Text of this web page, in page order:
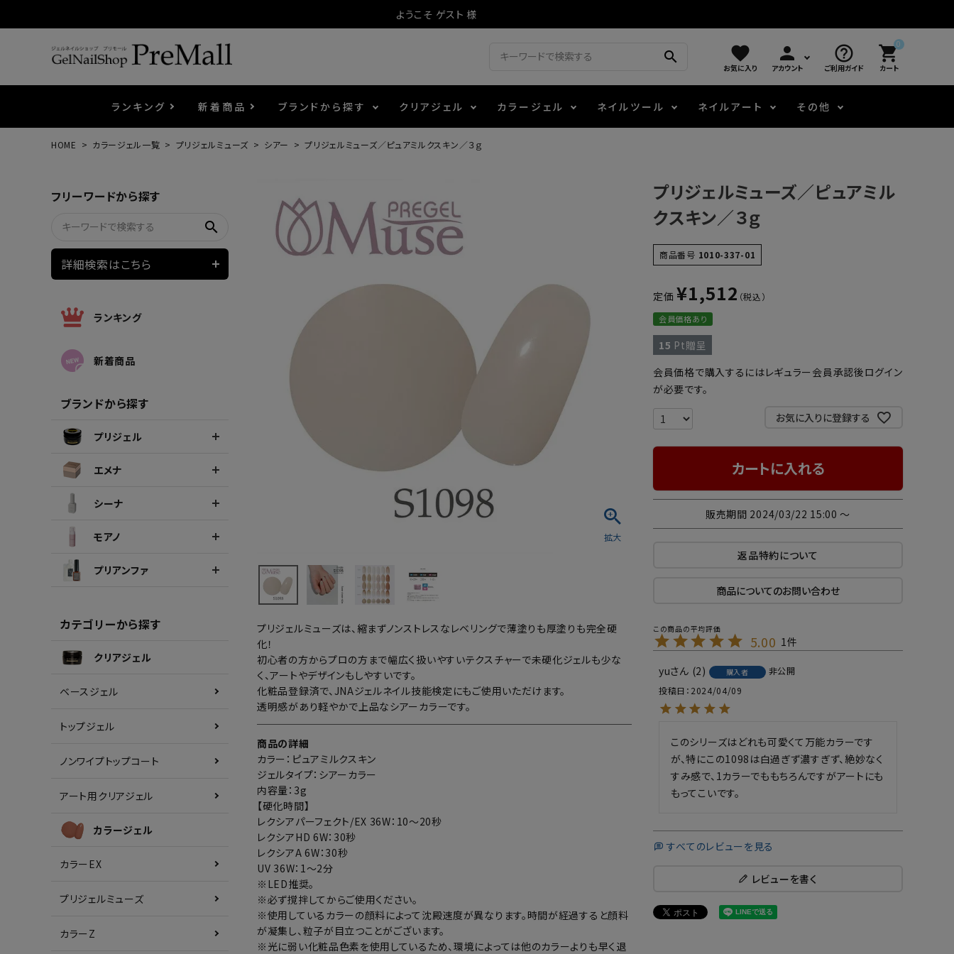
ようこそ ゲスト 様
search favorite
お気に入り
person
アカウント
help_outline
ご利用ガイド
0
shopping_cart
カート
ランキング 新着商品 ブランドから探す クリアジェル カラージェル
マグネティジェル アートインク
ウェービージェル 3Dクレイジェル ニュアンスジェル
ファージェル メタリックジェル エメナコラボジェル
ポリッシュ・マニキュア
ネイルツール
ピンセット・シザー・スパチュラ 容器・ポーチ
ネイルマシン LEDライト
ネイルアート
パウダー・フレーク その他
その他
HOME カラージェル一覧 プリジェルミューズ シアー プリジェルミューズ／ピュアミルクスキン／３ｇ
フリーワードから探す
search
詳細検索はこちら
ランキング
新着商品
ブランドから探す
プリジェル
エメナ
シーナ
モアノ
プリアンファ
カテゴリーから探す
クリアジェル
ベースジェル
トップジェル
ノンワイプトップコート
アート用クリアジェル
カラージェル
カラーEX
プリジェルミューズ
カラーZ
プリジェルミューズは、縮まずノンストレスなレベリングで薄塗りも厚塗りも完全硬
化！
初心者の方からプロの方まで幅広く扱いやすいテクスチャーで未硬化ジェルも少な
く、アートやデザインもしやすいです。
化粧品登録済で、JNAジェルネイル技能検定にもご使用いただけます。
透明感があり軽やかで上品なシアーカラーです。
商品の詳細
カラー：ピュアミルクスキン
ジェルタイプ：シアーカラー
内容量：3g
【硬化時間】
レクシアパーフェクト/EX 36W：10～20秒
レクシアHD 6W：30秒
レクシアA 6W：30秒
UV 36W：1～2分
※LED推奨。
※必ず撹拌してからご使用ください。
※使用しているカラーの顔料によって沈殿速度が異なります。時間が経過すると顔料
が凝集し、粒子が目立つことがございます。
※光に弱い化粧品色素を使用しているため、環境によっては他のカラーよりも早く退
プリジェルミューズ／ピュアミル
クスキン／３ｇ
商品番号 1010-337-01
定価 ¥1,512
会員価格あり
15 Pt贈呈
会員価格で購入するにはレギュラー会員承認後ログイン
が必要です。
お気に入りに登録する
カートに入れる
販売期間 2024/03/22 15:00 〜
返品特約について
商品についてのお問い合わせ
5.00 1
yu 2 購入者
非公開
投稿日
2024/04/09
このシリーズはどれも可愛くて万能カラーです
が、特にこの1098は白過ぎず濃すぎず、絶妙なく
すみ感で、1カラーでももちろんですがアートにも
もってこいです。
すべてのレビューを見る
レビューを書く